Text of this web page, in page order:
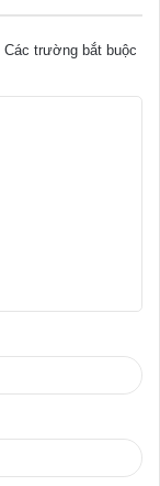
Các trường bắt buộc